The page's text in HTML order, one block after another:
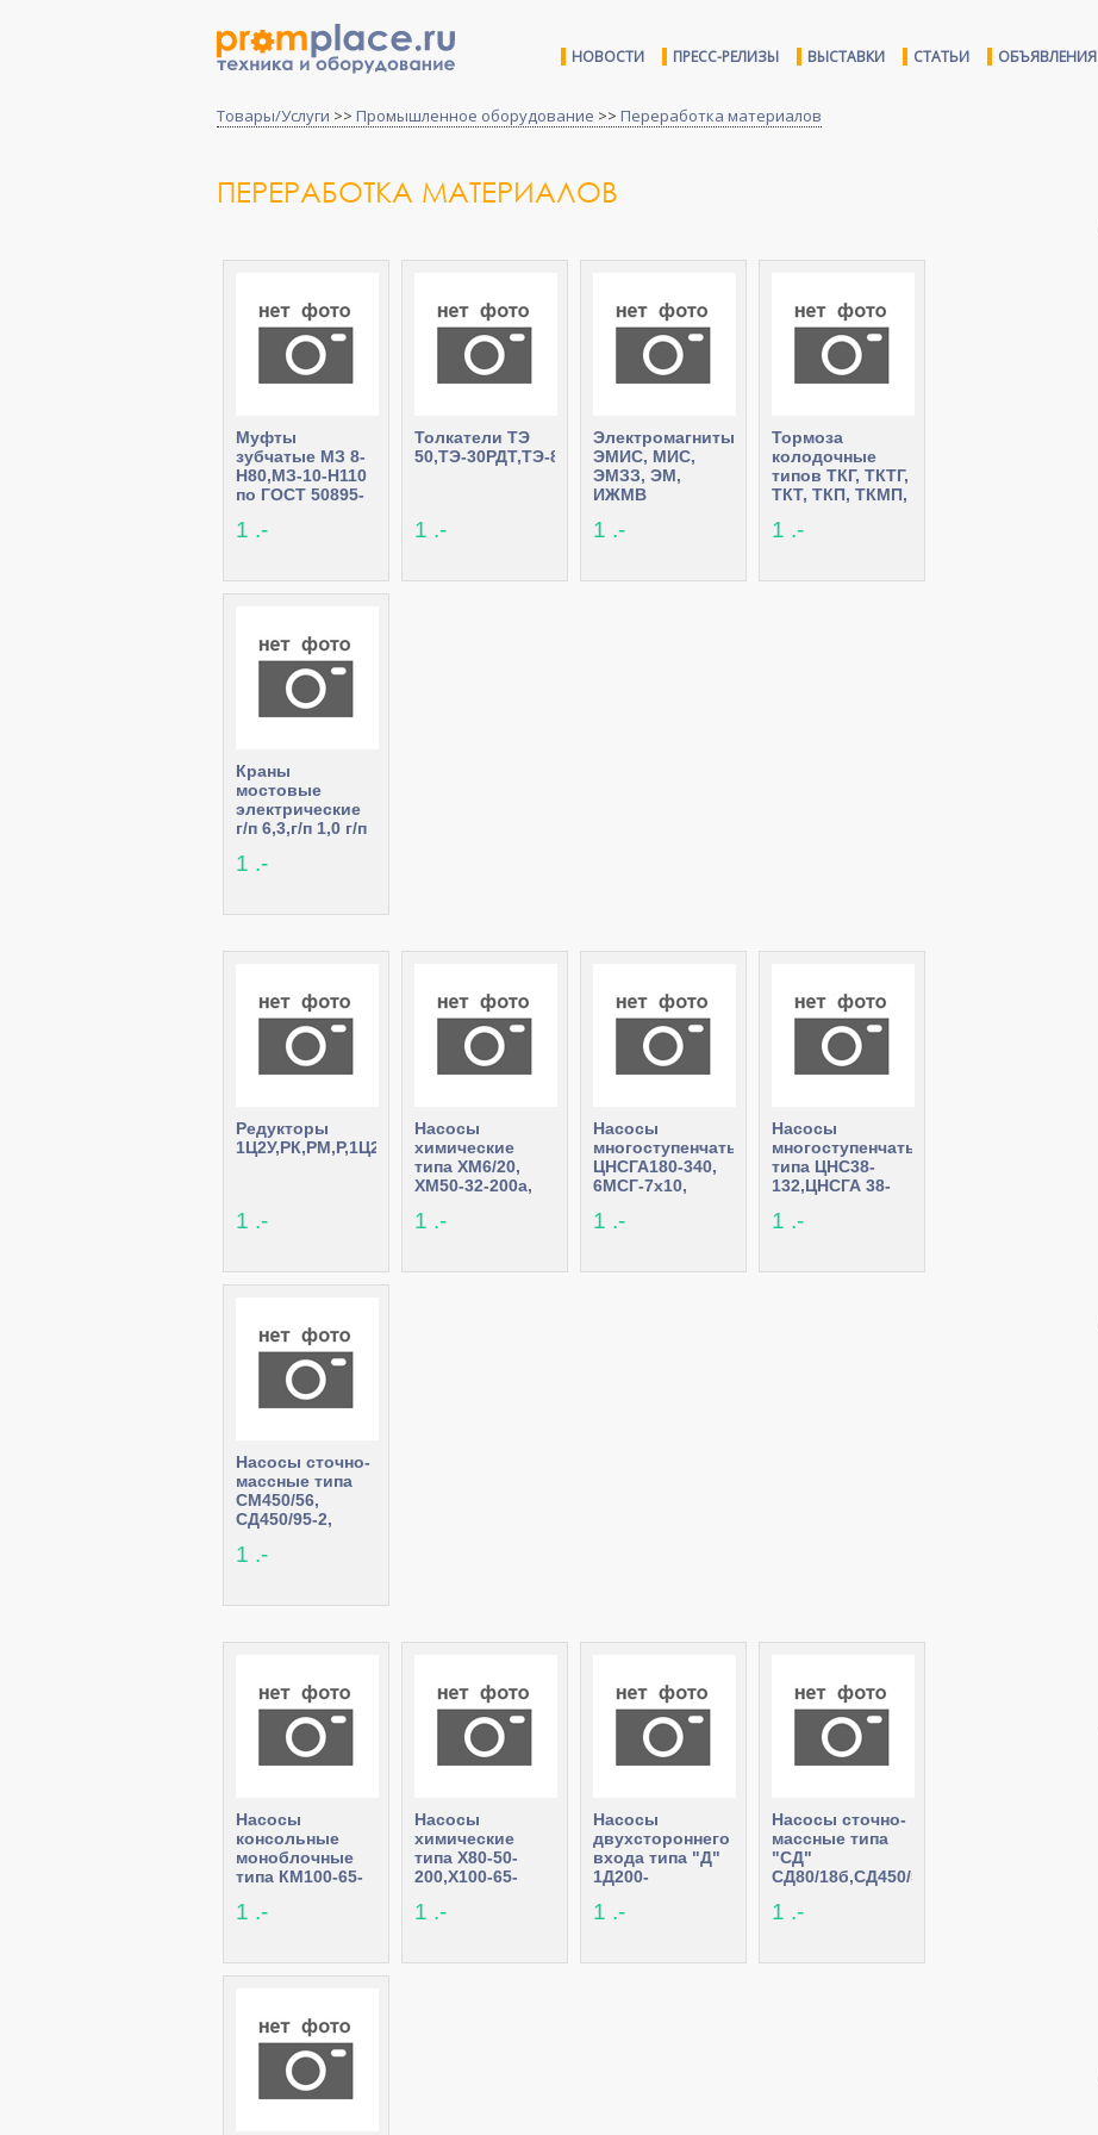
НОВОСТИ ПРЕСС-РЕЛИЗЫ ВЫСТАВКИ СТАТЬИ ОБЪЯВЛЕНИЯ
Товары/Услуги >> Промышленное оборудование >> Переработка материалов
ПЕРЕРАБОТКА МАТЕРИАЛОВ
Муфты
зубчатые МЗ 8-
H80,МЗ-10-H110
по ГОСТ 50895-
1 .-
Толкатели ТЭ
50,ТЭ-30РДТ,ТЭ-80,ТЭ-200
1 .-
Электромагниты
ЭМИС, МИС,
ЭМЗЗ, ЭМ,
ИЖМВ
1 .-
Тормоза
колодочные
типов ТКГ, ТКТГ,
ТКТ, ТКП, ТКМП,
1 .-
Краны
мостовые
электрические
г/п 6,3,г/п 1,0 г/п
1 .-
Редукторы
1Ц2У,РК,РМ,Р,1Ц2Н,1Ц3У,КЦ2,1Ч
1 .-
Насосы
химические
типа ХМ6/20,
ХМ50-32-200а,
50-200а
1 .-
Насосы
многоступенчатые
ЦНСГА180-340,
6МСГ-7х10,
1 .-
Насосы
многоступенчатые
типа ЦНС38-
132,ЦНСГА 38-
1 .-
Насосы сточно-
массные типа
СМ450/56,
СД450/95-2,
СД16/25
1 .-
Насосы
консольные
моноблочные
типа КМ100-65-
К-12
1 .-
Насосы
химические
типа Х80-50-
200,Х100-65-
315а
1 .-
Насосы
двухстороннего
входа типа "Д"
1Д200-
2,АД6300-27-3
1 .-
Насосы сточно-
массные типа
"СД"
СД80/18б,СД450/56а,СД32/40а,СД50/10а
1 .-